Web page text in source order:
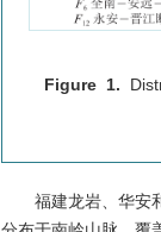
Figure 1.
福建龙岩、华安